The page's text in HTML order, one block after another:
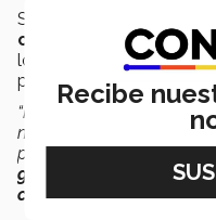
Su generosidad, amor
compromiso que
logrado que ese gran
para que se transforme
“Hay un cariño enorme
nació esta iniciativa de
pasado, nos
grande, queremos
construir el futuro de
Recibe